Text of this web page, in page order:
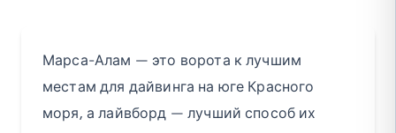
Марса-Алам — это ворота к лучшим
местам для дайвинга на юге Красного
моря, а лайвборд — лучший способ их